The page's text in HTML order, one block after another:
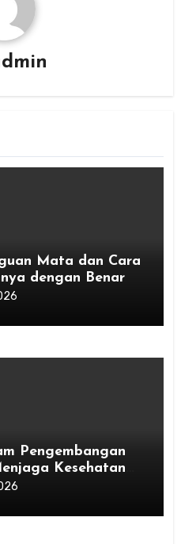
Mata dan Cara
dengan Benar
Pengembangan
Kesehatan